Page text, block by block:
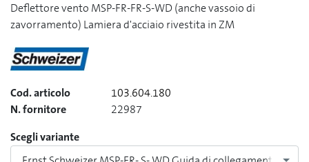
Deflettore vento MSP-FR-FR-S-WD (anche vassoio di
zavorramento) Lamiera d'acciaio rivestita in ZM
Cod. articolo
103.604.180
N. fornitore
22987
Scegli variante